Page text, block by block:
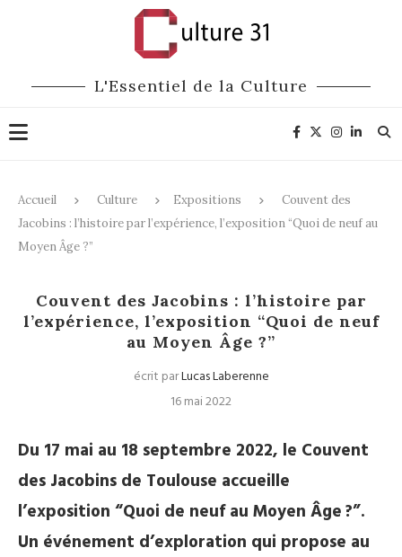
L'Essentiel de la Culture
Accueil Culture Expositions
Couvent des
Jacobins : l’histoire par l’expérience, l’exposition “Quoi de neuf au
Moyen Âge ?”
Couvent des Jacobins : l’histoire par
l’expérience, l’exposition “Quoi de neuf
au Moyen Âge ?”
écrit parLucas Laberenne
16 mai 2022
Du 17 mai au 18 septembre 2022, le Couvent
des Jacobins de Toulouse accueille
l’exposition “Quoi de neuf au Moyen Âge ?”.
Un événement d’exploration qui propose au